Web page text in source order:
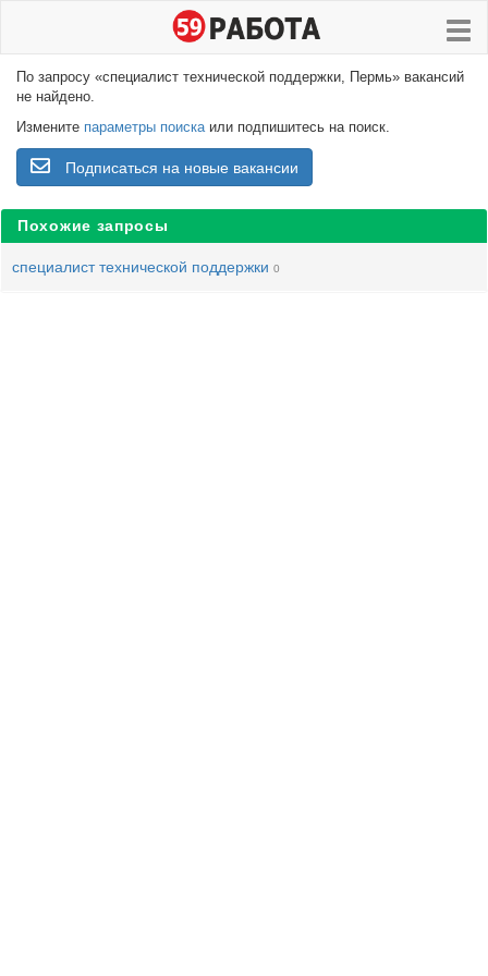
По запросу «специалист технической поддержки, Пермь» вакансий
не найдено.
Измените параметры поискаили подпишитесь на поиск.
Подписаться на новые вакансии
Похожие запросы
специалист технической поддержки 0